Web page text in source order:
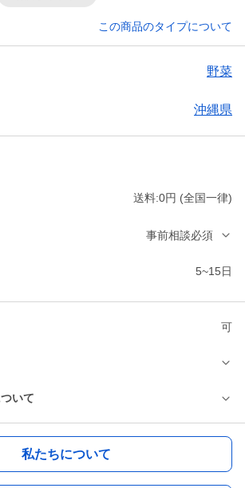
この商品のタイプについて
野菜
沖縄県
送料:0円 (全国一律)
事前相談必須
5~15日
可
いて
私たちについて